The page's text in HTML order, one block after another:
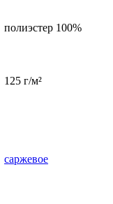
полиэстер 100%
125 г/м²
саржевое